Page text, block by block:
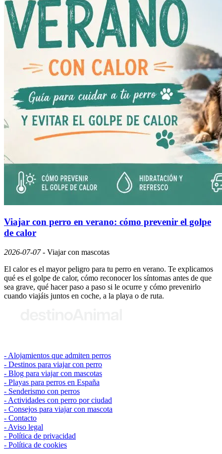
Viajar con perro en verano: cómo prevenir el golpe
de calor
2026-07-07 - Viajar con mascotas
El calor es el mayor peligro para tu perro en verano. Te explicamos
qué es el golpe de calor, cómo reconocer los síntomas antes de que
sea grave, qué hacer paso a paso si le ocurre y cómo prevenirlo
cuando viajáis juntos en coche, a la playa o de ruta.
Alojamientos que admiten perros
Destinos para viajar con perro
Blog para viajar con mascotas
Playas para perros en España
Senderismo con perros
Actividades con perro por ciudad
Consejos para viajar con mascota
Contacto
Aviso legal
Política de privacidad
Política de cookies